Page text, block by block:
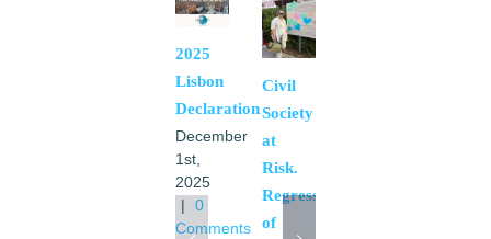
2025
Lisbon
Declaration
December
1st,
2025
|
0
Comments
Civil
Society
at
Risk.
Regression
of